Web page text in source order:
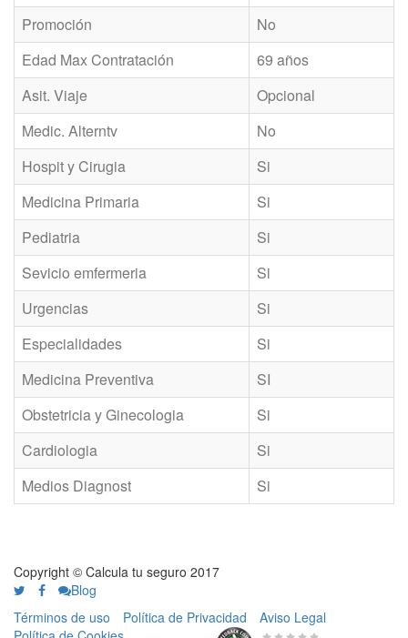
Promoción
No
Edad Max Contratación
69 años
Asit. Viaje
Opcional
Medic. Alterntv
No
Hospit y Cirugia
Si
Medicina Primaria
Si
Pediatria
Si
Sevicio emfermeria
Si
Urgencias
Si
Especialidades
Si
Medicina Preventiva
SI
Obstetricia y Ginecologia
Si
Cardiologia
Si
Medios Diagnost
Si
Copyright © Calcula tu seguro 2017
Blog
Términos de uso
Política de Privacidad
Aviso Legal